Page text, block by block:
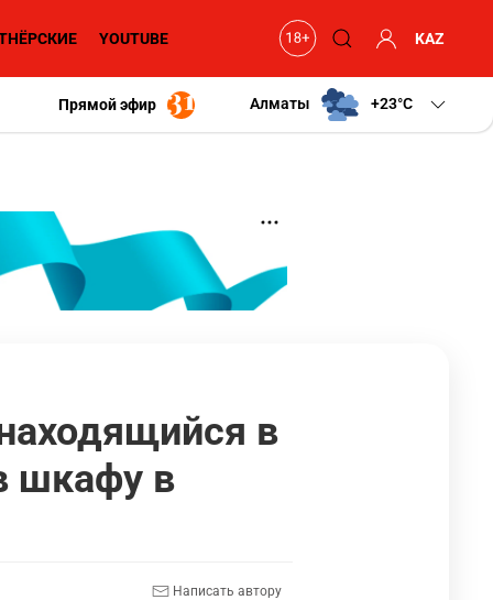
YOUTUBE KAZ
Прямой эфир Алматы +23 C
в
шкафу в
Написать автору